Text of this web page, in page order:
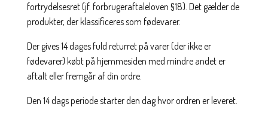
fortrydelsesret (jf. forbrugeraftaleloven §18). Det gælder de
produkter, der klassificeres som fødevarer.
Der gives 14 dages fuld returret på varer (der ikke er
fødevarer) købt på hjemmesiden med mindre andet er
aftalt eller fremgår af din ordre.
Den 14 dags periode starter den dag hvor ordren er leveret.